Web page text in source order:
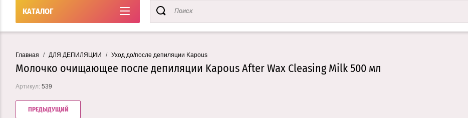
КАТАЛОГ
Главная / ДЛЯ ДЕПИЛЯЦИИ / Уход до/после депиляции Kapous
Молочко очищающее после депиляции Kapous After Wax Cleasing Milk 500 мл
Артикул: 539
ПРЕДЫДУЩИЙ